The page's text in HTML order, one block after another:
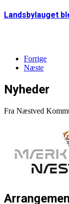
Landsbylauget
Forrige
Næste
Nyheder
Fra Næstved